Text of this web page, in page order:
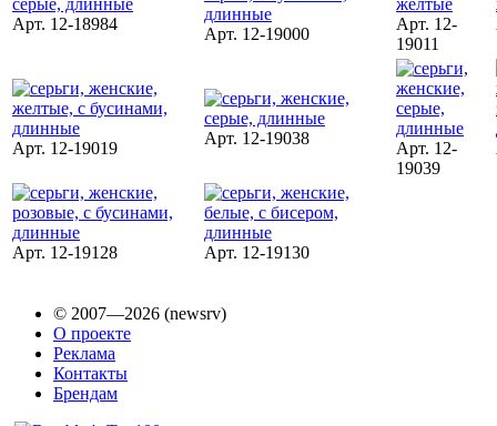
Арт. 12-18984
Арт. 12-19000
Арт. 12-
19011
Арт. 12-19019
Арт. 12-19038
Арт. 12-
19039
Арт. 12-19128 Арт. 12-19130
© 2007—2026 (newsrv)
О проекте
Реклама
Контакты
Брендам